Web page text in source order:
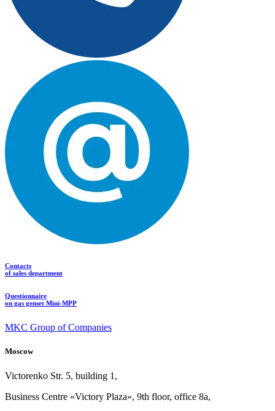
Contacts
of sales department
Questionnaire
on gas genset Mini-MPP
MKC Group of Companies
Moscow
Victorenko Str. 5, building 1,
Business Centre «Victory Plaza», 9th floor, office 8a,